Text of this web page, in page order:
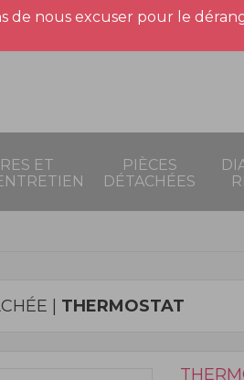
de nous excuser pour le
ET
PIÈCES
DÉTACHÉES
| THERMOSTAT